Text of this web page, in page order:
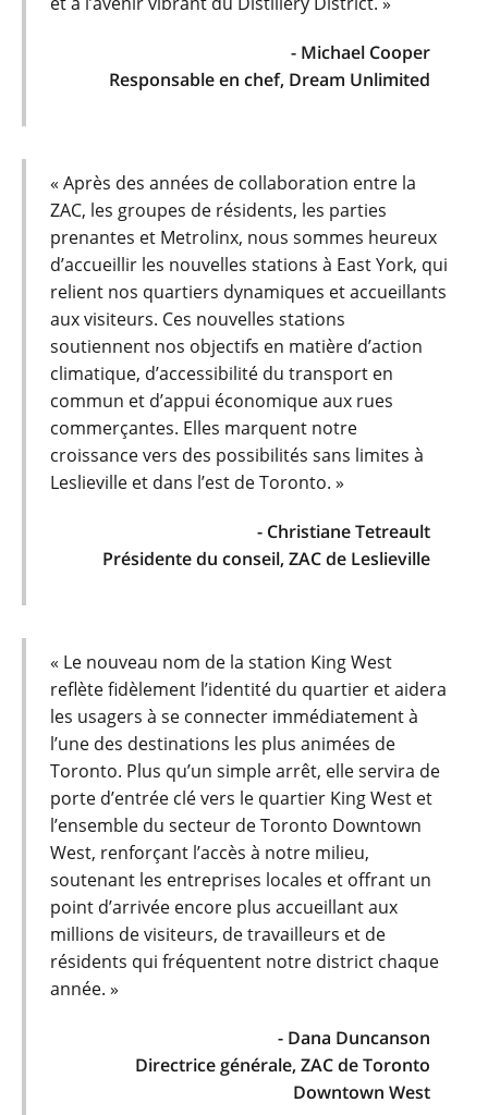
- Michael Cooper
Responsable en chef, Dream Unlimited
« Après des années de collaboration entre la
ZAC, les groupes de résidents, les parties
prenantes et Metrolinx, nous sommes heureux
d’accueillir les nouvelles stations à East York, qui
relient nos quartiers dynamiques et accueillants
aux visiteurs. Ces nouvelles stations
soutiennent nos objectifs en matière d’action
climatique, d’accessibilité du transport en
commun et d’appui économique aux rues
commerçantes. Elles marquent notre
croissance vers des possibilités sans limites à
Leslieville et dans l’est de Toronto. »
- Christiane Tetreault
Présidente du conseil, ZAC de Leslieville
« Le nouveau nom de la station King West
reflète fidèlement l’identité du quartier et aidera
les usagers à se connecter immédiatement à
l’une des destinations les plus animées de
Toronto. Plus qu’un simple arrêt, elle servira de
porte d’entrée clé vers le quartier King West et
l’ensemble du secteur de Toronto Downtown
West, renforçant l’accès à notre milieu,
soutenant les entreprises locales et offrant un
point d’arrivée encore plus accueillant aux
millions de visiteurs, de travailleurs et de
résidents qui fréquentent notre district chaque
année. »
- Dana Duncanson
Directrice générale, ZAC de Toronto
Downtown West